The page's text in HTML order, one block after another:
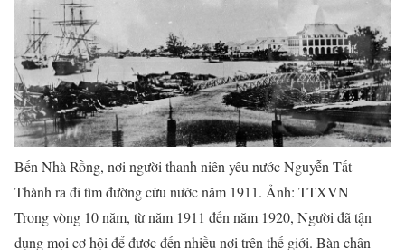
Bến Nhà Rồng, nơi người thanh niên yêu nước Nguyễn Tất
Thành ra đi tìm đường cứu nước năm 1911. Ảnh: TTXVN
Trong vòng 10 năm, từ năm 1911 đến năm 1920, Người đã tận
dụng mọi cơ hội để được đến nhiều nơi trên thế giới. Bàn chân